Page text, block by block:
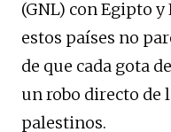
(GNL) con Egipto
estos países no
de que cada gota
un robo directo de
palestinos.